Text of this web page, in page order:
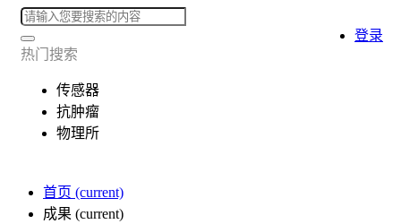
热门搜索
传感器
抗肿瘤
物理所
首页 (current)
成果 (current)
登录